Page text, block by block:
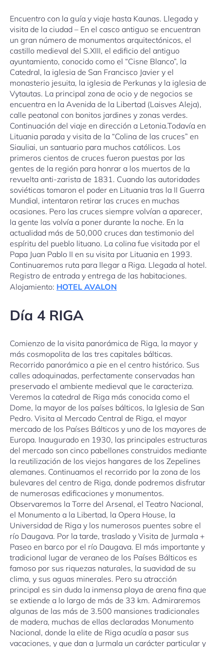
Encuentro con la guía y viaje hasta Kaunas. Llegada y
visita de la ciudad – En el casco antiguo se encuentran
un gran número de monumentos arquitectónicos, el
castillo medieval del S.XIII, el edificio del antiguo
ayuntamiento, conocido como el “Cisne Blanco”, la
Catedral, la iglesia de San Francisco Javier y el
monasterio jesuita, la iglesia de Perkunas y la iglesia de
Vytautas. La principal zona de ocio y de negocios se
encuentra en la Avenida de la Libertad (Laisves Aleja),
calle peatonal con bonitos jardines y zonas verdes.
Continuación del viaje en dirección a Letonia.Todavía en
Lituania parada y visita de la “Colina de las cruces” en
Siauliai, un santuario para muchos católicos. Los
primeros cientos de cruces fueron puestas por las
gentes de la región para honrar a los muertos de la
revuelta anti-zarista de 1831. Cuando las autoridades
soviéticas tomaron el poder en Lituania tras la II Guerra
Mundial, intentaron retirar las cruces en muchas
ocasiones. Pero las cruces siempre volvían a aparecer,
la gente las volvía a poner durante la noche. En la
actualidad más de 50,000 cruces dan testimonio del
espíritu del pueblo lituano. La colina fue visitada por el
Papa Juan Pablo II en su visita por Lituania en 1993.
Continuaremos ruta para llegar a Riga. Llegada al hotel.
Registro de entrada y entrega de las habitaciones.
Alojamiento: HOTEL AVALON
Día 4 RIGA
Comienzo de la visita panorámica de Riga, la mayor y
más cosmopolita de las tres capitales bálticas.
Recorrido panorámico a pie en el centro histórico. Sus
calles adoquinadas, perfectamente conservadas han
preservado el ambiente medieval que le caracteriza.
Veremos la catedral de Riga más conocida como el
Dome, la mayor de los países bálticos, la Iglesia de San
Pedro. Visita al Mercado Central de Riga, el mayor
mercado de los Países Bálticos y uno de los mayores de
Europa. Inaugurado en 1930, las principales estructuras
del mercado son cinco pabellones construidos mediante
la reutilización de los viejos hangares de los Zepelines
alemanes. Continuamos el recorrido por la zona de los
bulevares del centro de Riga, donde podremos disfrutar
de numerosas edificaciones y monumentos.
Observaremos la Torre del Arsenal, el Teatro Nacional,
el Monumento a la Libertad, la Opera House, la
Universidad de Riga y los numerosos puentes sobre el
río Daugava. Por la tarde, traslado y Visita de Jurmala +
Paseo en barco por el río Daugava. El más importante y
tradicional lugar de veraneo de los Países Bálticos es
famoso por sus riquezas naturales, la suavidad de su
clima, y sus aguas minerales. Pero su atracción
principal es sin duda la inmensa playa de arena fina que
se extiende a lo largo de más de 33 km. Admiraremos
algunas de las más de 3.500 mansiones tradicionales
de madera, muchas de ellas declaradas Monumento
Nacional, donde la elite de Riga acudía a pasar sus
vacaciones, y que dan a Jurmala un carácter particular y